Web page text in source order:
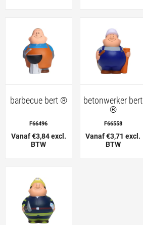
barbecue bert ®
F66496
Vanaf €3,84 excl.
BTW
betonwerker bert
®
F66558
Vanaf €3,71 excl.
BTW